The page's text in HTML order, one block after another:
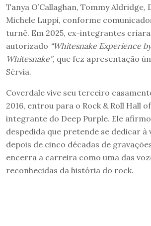
Tanya O’Callaghan, Tommy Aldridge,
Michele Luppi, conforme
turnê. Em 2025, ex-integrantes
autorizado “Whitesnake Experience
Whitesnake”, que fez apresentação
Sérvia.
Coverdale vive seu terceiro
2016, entrou para o Rock & Roll Hall
integrante do Deep Purple. Ele
despedida que pretende se dedicar à
depois de cinco décadas de
encerra a carreira como uma das
reconhecidas da história do rock.